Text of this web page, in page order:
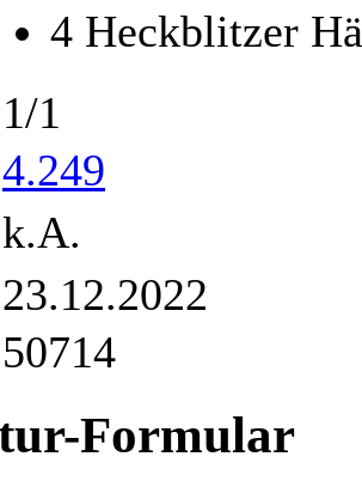
4 Heckblitzer
1/1
4.249
k.A.
23.12.2022
50714
Formular